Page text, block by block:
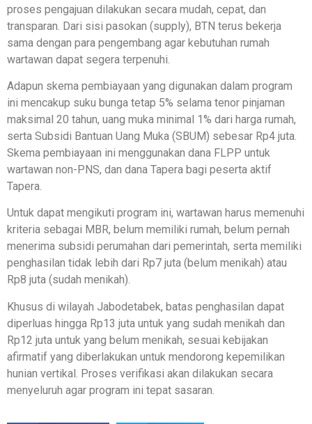
proses pengajuan dilakukan secara mudah, cepat, dan
transparan. Dari sisi pasokan (supply), BTN terus bekerja
sama dengan para pengembang agar kebutuhan rumah
wartawan dapat segera terpenuhi.
Adapun skema pembiayaan yang digunakan dalam program
ini mencakup suku bunga tetap 5% selama tenor pinjaman
maksimal 20 tahun, uang muka minimal 1% dari harga rumah,
serta Subsidi Bantuan Uang Muka (SBUM) sebesar Rp4 juta.
Skema pembiayaan ini menggunakan dana FLPP untuk
wartawan non-PNS, dan dana Tapera bagi peserta aktif
Tapera.
Untuk dapat mengikuti program ini, wartawan harus memenuhi
kriteria sebagai MBR, belum memiliki rumah, belum pernah
menerima subsidi perumahan dari pemerintah, serta memiliki
penghasilan tidak lebih dari Rp7 juta (belum menikah) atau
Rp8 juta (sudah menikah).
Khusus di wilayah Jabodetabek, batas penghasilan dapat
diperluas hingga Rp13 juta untuk yang sudah menikah dan
Rp12 juta untuk yang belum menikah, sesuai kebijakan
afirmatif yang diberlakukan untuk mendorong kepemilikan
hunian vertikal. Proses verifikasi akan dilakukan secara
menyeluruh agar program ini tepat sasaran.